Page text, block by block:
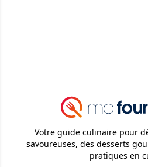
Votre guide culinaire pour
savoureuses, des desserts
pratiques en